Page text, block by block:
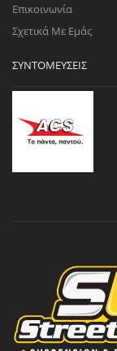
Επικοινωνία
Σχετικά Με Εμάς
ΣΥΝΤΟΜΕΎΣΕΙΣ